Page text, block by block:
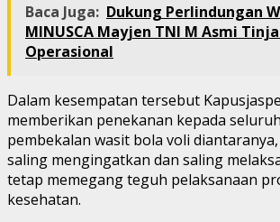
Baca Juga: Dukung Perlindungan
MINUSCA Mayjen TNI M Asmi
Operasional
Dalam kesempatan tersebut
memberikan penekanan kepada
pembekalan wasit bola voli
saling mengingatkan dan saling
tetap memegang teguh pelaksanaan
kesehatan.